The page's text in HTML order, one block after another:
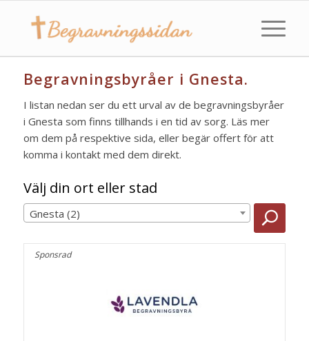
Begravningsbyråer i Gnesta.
I listan nedan ser du ett urval av de begravningsbyråer
i Gnesta som finns tillhands i en tid av sorg. Läs mer
om dem på respektive sida, eller begär offert för att
komma i kontakt med dem direkt.
Välj din ort eller stad
Gnesta (2)
Sponsrad